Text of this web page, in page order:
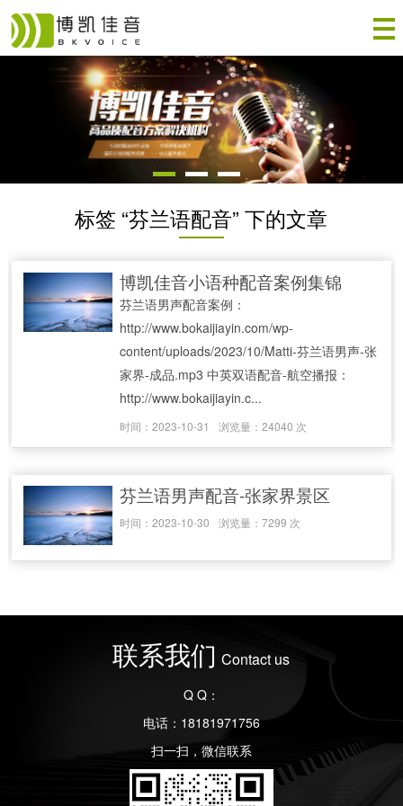
标签 “芬兰语配音” 下的文章
博凯佳音小语种配音案例集锦
芬兰语男声配音案例：
http://www.bokaijiayin.com/wp-
content/uploads/2023/10/Matti-芬兰语男声-张
家界-成品.mp3 中英双语配音-航空播报：
http://www.bokaijiayin.c...
时间：2023-10-31 浏览量：24040 次
芬兰语男声配音-张家界景区
时间：2023-10-30 浏览量：7299 次
联系我们 Contact us
Q Q：
电话：18181971756
扫一扫，微信联系